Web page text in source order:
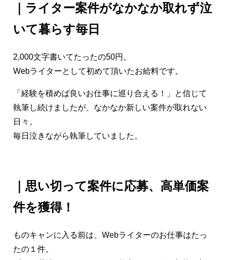
｜ライター案件がなかなか取れず泣
いて暮らす毎日
2,000文字書いてたったの50円。
Webライターとして初めて頂いたお給料です。
「経験を積めば良いお仕事に巡り合える！」と信じて
執筆し続けましたが、なかなか新しい案件が取れない
日々。
毎日泣きながら執筆していました。
｜思い切って案件に応募、高単価案
件を獲得！
ものキャンに入る前は、Webライターのお仕事はたっ
たの１件。